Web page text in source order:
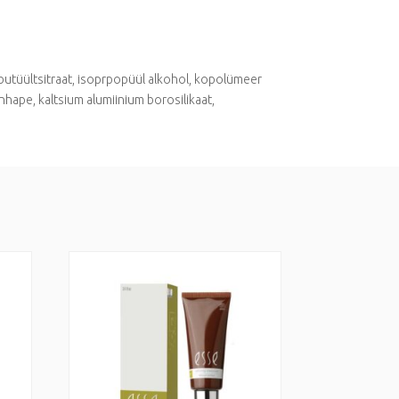
isoprpopüül alkohol, kopolümeer
kaltsium alumiinium borosilikaat,